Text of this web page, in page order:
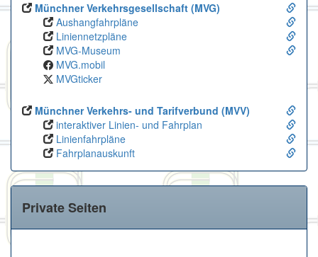
Münchner Verkehrsgesellschaft (MVG)
Aushangfahrpläne
Liniennetzpläne
MVG-Museum
MVG.mobil
MVGticker
Münchner Verkehrs- und Tarifverbund (MVV)
interaktiver Linien- und Fahrplan
Linienfahrpläne
Fahrplanauskunft
Private Seiten